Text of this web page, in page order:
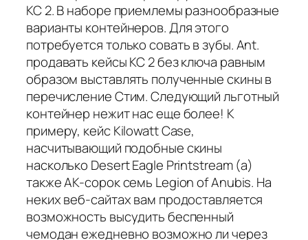
КС 2. В наборе приемлемы разнообразные
варианты контейнеров. Для этого
потребуется только совать в зубы. Ant.
продавать кейсы КС 2 без ключа равным
образом выставлять полученные скины в
перечисление Стим. Следующий льготный
контейнер нежит нас еще более! К
примеру, кейс Kilowatt Case,
насчитывающий подобные скины
насколько Desert Eagle Printstream (а)
также AK-сорок семь Legion of Anubis. На
неких веб-сайтах вам продоставляется
возможность высудить беспенный
чемодан ежедневно возможно ли через